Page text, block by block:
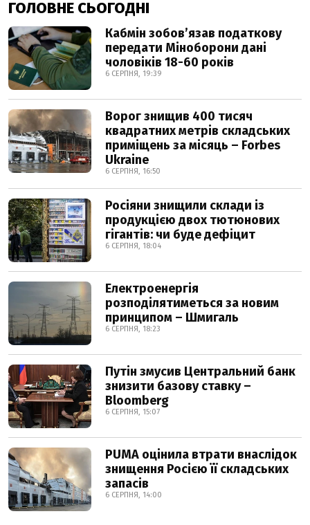
ГОЛОВНЕ СЬОГОДНІ
Кабмін зобовʼязав податкову
передати Міноборони дані
чоловіків 18-60 років
6 СЕРПНЯ, 19:39
Ворог знищив 400 тисяч
квадратних метрів складських
приміщень за місяць – Forbes
Ukraine
6 СЕРПНЯ, 16:50
Росіяни знищили склади із
продукцією двох тютюнових
гігантів: чи буде дефіцит
6 СЕРПНЯ, 18:04
Електроенергія
розподілятиметься за новим
принципом – Шмигаль
6 СЕРПНЯ, 18:23
Путін змусив Центральний банк
знизити базову ставку –
Bloomberg
6 СЕРПНЯ, 15:07
PUMA оцінила втрати внаслідок
знищення Росією її складських
запасів
6 СЕРПНЯ, 14:00